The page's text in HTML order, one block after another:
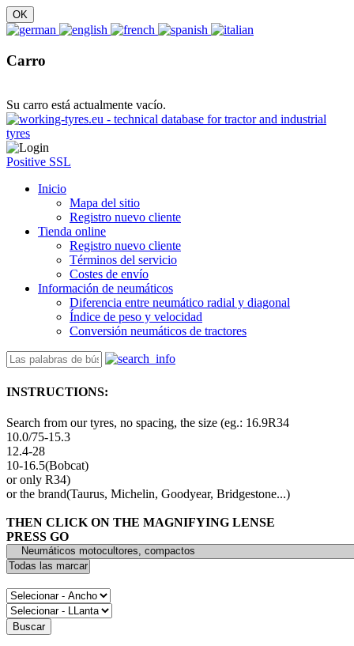
Carro
Su carro está actualmente vacío.
Positive SSL
Inicio
Mapa del sitio
Registro nuevo cliente
Tienda online
Registro nuevo cliente
Términos del servicio
Costes de envío
Información de neumáticos
Diferencia entre neumático radial y diagonal
Índice de peso y velocidad
Conversión neumáticos de tractores
INSTRUCTIONS:
Search from our tyres, no spacing, the size (eg.: 16.9R34
10.0/75-15.3
12.4-28
10-16.5(Bobcat)
or only R34)
or the brand(Taurus, Michelin, Goodyear, Bridgestone...)
THEN CLICK ON THE MAGNIFYING LENSE
PRESS GO